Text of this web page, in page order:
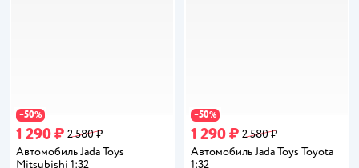
−50%
1 290 ₽ 2 580 ₽
Автомобиль Jada Toys
Mitsubishi 1:32
−50%
1 290 ₽ 2 580 ₽
Автомобиль Jada Toys Toyota
1:32